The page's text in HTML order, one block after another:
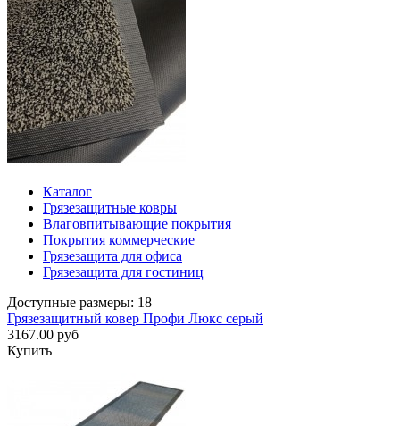
Каталог
Грязезащитные ковры
Влаговпитывающие покрытия
Покрытия коммерческие
Грязезащита для офиса
Грязезащита для гостиниц
Доступные размеры: 18
Грязезащитный ковер Профи Люкс серый
3167.00 руб
Купить